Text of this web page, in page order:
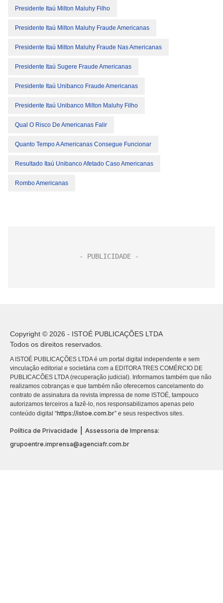
Presidente Itaú Milton Maluhy Filho
Presidente Itaú Milton Maluhy Fraude Americanas
Presidente Itaú Milton Maluhy Fraude Nas Americanas
Presidente Itaú Sugere Fraude Americanas
Presidente Itaú Unibanco Fraude Americanas
Presidente Itaú Unibanco Milton Maluhy Filho
Qual O Risco De Americanas Falir
Quanto Tempo A Americanas Consegue Funcionar
Resultado Itaú Unibanco Afetado Caso Americanas
Rombo Americanas
Copyright © 2026 - ISTOÉ PUBLICAÇÕES LTDA
Todos os direitos reservados.
A ISTOÉ PUBLICAÇÕES LTDA é um portal digital independente e sem
vinculação editorial e societária com a EDITORA TRES COMÉRCIO DE
PUBLICACÕES LTDA (recuperação judicial). Informamos também que não
realizamos cobranças e que também não oferecemos cancelamento do
contrato de assinatura da revista impressa de nome ISTOÉ, tampouco
autorizamos terceiros a fazê-lo, nos responsabilizamos apenas pelo
conteúdo digital “https://istoe.com.br” e seus respectivos sites.
Política de Privacidade
Assessoria de Imprensa:
grupoentre.imprensa@agenciafr.com.br